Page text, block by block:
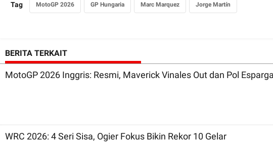
Tag MotoGP 2026 GP Hungaria Marc Marquez Jorge Martín
BERITA TERKAIT
MotoGP 2026 Inggris: Resmi, Maverick Vinales Out dan Pol
WRC 2026: 4 Seri Sisa, Ogier Fokus Bikin Rekor 10 Gelar